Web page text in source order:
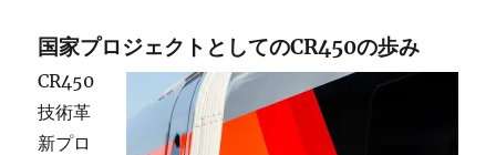
へ
の
国家プロジェクトとしてのCR450の歩み
CR450
技術革
新プロ